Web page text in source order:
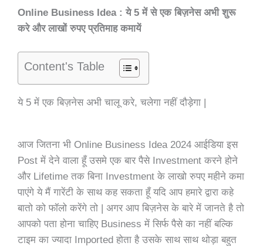
Online Business Idea : ये 5 में से एक बिज़नेस अभी शुरू
करे और लाखों रुपए प्रतिमाह कमायें
Content's Table
ये 5 में एक बिज़नेस अभी चालू करे, चलेगा नहीं दौड़ेगा |
आज जितना भी Online Business Idea 2024 आईडिया इस
Post में देने वाला हूँ उसमे एक बार पैसे Investment करने होने
और Lifetime तक बिना Investment के लाखो रुपए महीने कमा
पाएंगे ये मैं गारेंटी के साथ कह सकता हूँ यदि आप हमारे द्वारा कहे
बातो को फॉलो करेंगे तो | अगर आप बिज़नेस के बारे में जानते है तो
आपको पता होना चाहिए Business में सिर्फ पैसे का नहीं बल्कि
टाइम का ज्यादा Imported होता है उसके साथ साथ थोड़ा बहुत